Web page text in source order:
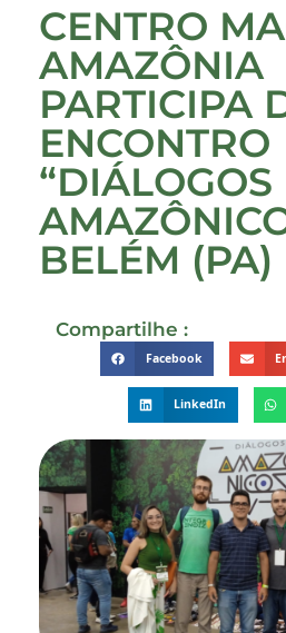
CENTRO
AMAZÔNIA
PARTICIPA
ENCONTRO
“DIÁLOGOS
BELÉM (PA)
Compartilhe :
Facebook
LinkedIn